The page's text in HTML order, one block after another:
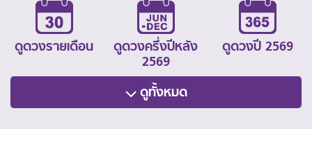
ดูดวงรายเดือน
ดูดวงครึ่งปีหลัง
2569
ดูดวงปี 2569
ดูทั้งหมด